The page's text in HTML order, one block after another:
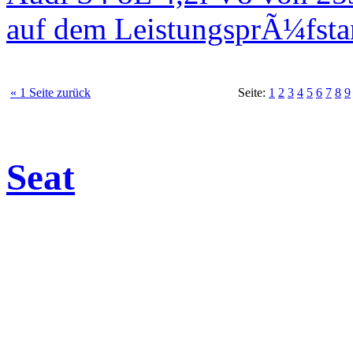
auf dem
« 1 Seite zurück Seite: 1 2 3 4 5 6 7 8 9
Seat